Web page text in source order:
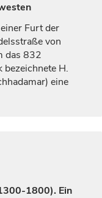
Furt der
von
das 832
H.
) eine
1800). Ein